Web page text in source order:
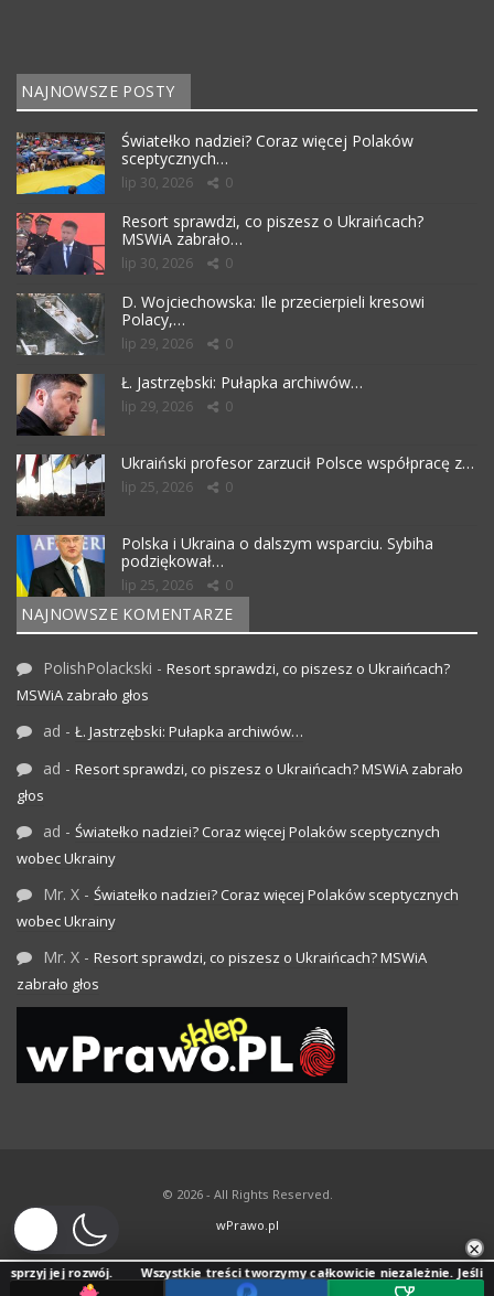
NAJNOWSZE POSTY
Światełko nadziei? Coraz więcej Polaków
sceptycznych…
lip 30, 2026 0
Resort sprawdzi, co piszesz o Ukraińcach?
MSWiA zabrało…
lip 30, 2026 0
D. Wojciechowska: Ile przecierpieli kresowi
Polacy,…
lip 29, 2026 0
Ł. Jastrzębski: Pułapka archiwów…
lip 29, 2026 0
Ukraiński profesor zarzucił Polsce współpracę z…
lip 25, 2026 0
Polska i Ukraina o dalszym wsparciu. Sybiha
podziękował…
lip 25, 2026 0
NAJNOWSZE KOMENTARZE
PolishPolackski - Resort sprawdzi, co piszesz o Ukraińcach?
MSWiA zabrało głos
ad - Ł. Jastrzębski: Pułapka archiwów…
ad - Resort sprawdzi, co piszesz o Ukraińcach? MSWiA zabrało
głos
ad - Światełko nadziei? Coraz więcej Polaków sceptycznych
wobec Ukrainy
Mr. X - Światełko nadziei? Coraz więcej Polaków sceptycznych
wobec Ukrainy
Mr. X - Resort sprawdzi, co piszesz o Ukraińcach? MSWiA
zabrało głos
© 2026 - All Rights Reserved.
wPrawo.pl
×
rozwój. Wszystkie treści tworzymy całkowicie niezależnie. Jeśli